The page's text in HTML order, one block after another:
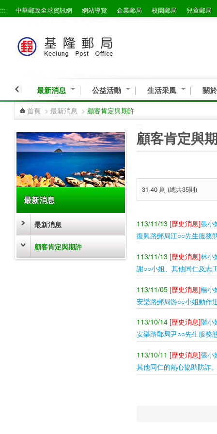
跳到主要內容區塊
::: 中華郵政全球資訊網 網站導覽 企業郵局 校園郵局 兒童郵局
最新消息 公益活動 生活采風 關
首頁 > 最新消息 > 顧客肯定與期許
最新消息
最新消息
顧客肯定與期許
顧客肯定與
31-40 則 (總共35則)
113/11/13 [歷史消息]張小
復興路郵局江○○先生服務
113/11/13 [歷史消息]林小
謝○○小姐、其他同仁及志
113/11/05 [歷史消息]楊小
安樂路郵局游○○小姐動作
113/10/14 [歷史消息]階小
安樂路郵局尹○○先生服務
113/10/11 [歷史消息]張小
其他同仁的熱心協助防詐